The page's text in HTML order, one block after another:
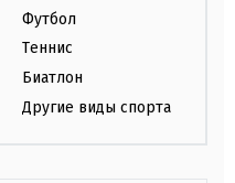
Футбол
Теннис
Биатлон
Другие виды спорта